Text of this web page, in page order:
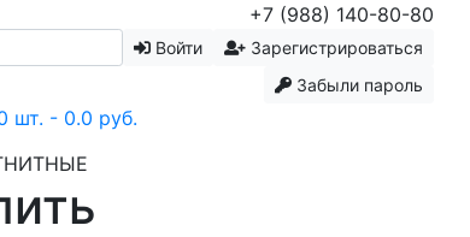
+7 (988) 140-80-80
Войти
Зарегистрироваться
Забыли пароль
шт. - 0.0 руб.